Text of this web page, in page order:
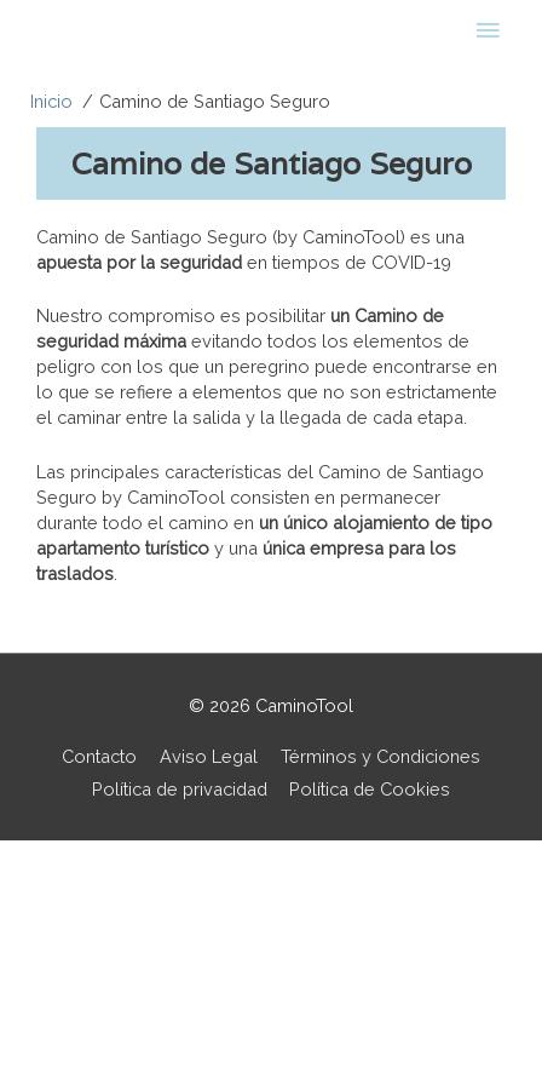
Inicio Camino de Santiago Seguro
Camino de Santiago Seguro
Camino de Santiago Seguro (by CaminoTool) es una
apuesta por la seguridad en tiempos de COVID-19
Nuestro compromiso es posibilitar un Camino de
seguridad máxima evitando todos los elementos de
peligro con los que un peregrino puede encontrarse en
lo que se refiere a elementos que no son estrictamente
el caminar entre la salida y la llegada de cada etapa.
Las principales características del Camino de Santiago
Seguro by CaminoTool consisten en permanecer
durante todo el camino en un único alojamiento de tipo
apartamento turístico y una única empresa para los
traslados
© 2026 CaminoTool
Contacto Aviso Legal
Términos y Condiciones
Política de privacidad
Política de Cookies